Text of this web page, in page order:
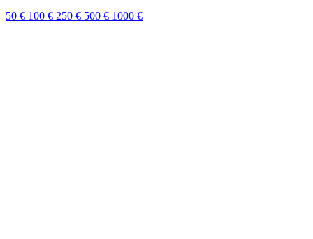
50 € 100 € 250 € 500 € 1000 €